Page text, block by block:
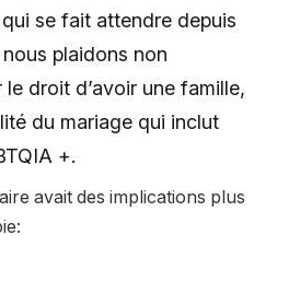
se fait attendre depuis
plaidons non
droit d’avoir une famille,
du mariage qui inclut
+.
avait des implications plus